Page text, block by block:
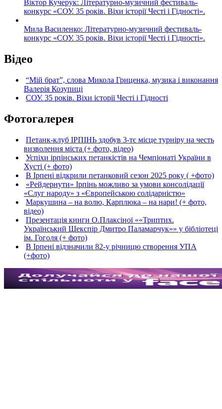
Віктор Кучерук: Літературно-музичний фестиваль-
конкурс «СОУ. 35 років. Віхи історії Честі і Гідності».
Мила Василенко: Літературно-музичний фестиваль-
конкурс «СОУ. 35 років. Віхи історії Честі і Гідності».
Відео
“Мій брат”, слова Микола Гриценка, музика і виконання
Валерія Козупиці
СОУ. 35 років. Віхи історії Честі і Гідності
Фотогалерея
Петанк-клуб ІРПІНЬ здобув 3-тє місце турніру на честь
визволення міста (+ фото, відео)
Успіхи ірпінських петанкістів на Чемпіонаті України в
Хусті (+ фото)
В Ірпені відкрили петанковий сезон 2025 року ( +фото)
«Рейдернути» Ірпінь можливо за умови консолідації
«Слуг народу» з «Європейською солідарністю»
Маркушина – на волю, Карплюка – на нари! (+ фото,
відео)
Презентація книги О.Плаксіної ««Триптих.
Український Шекспір Дмитро Паламарчук»» у бібліотеці
ім. Гоголя (+ фото)
В Ірпені відзначили 82-у річницю створення УПА
(+фото)